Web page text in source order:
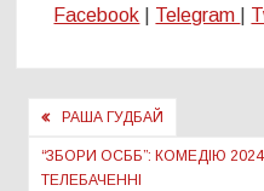
Facebook Telegram
Навігація
записів
РАША ГУДБАЙ
“ЗБОРИ ОСББ”: КОМЕДІЮ
ТЕЛЕБАЧЕННІ